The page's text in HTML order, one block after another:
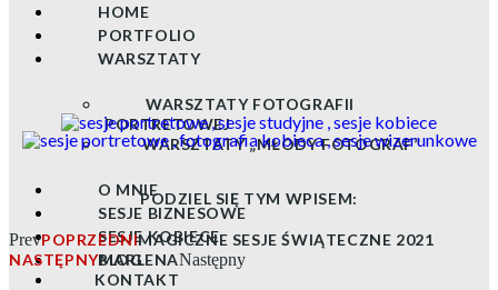
HOME
PORTFOLIO
WARSZTATY
WARSZTATY FOTOGRAFII
PORTRETOWEJ
WARSZTATY „MŁODY FOTOGRAF”
O MNIE
SESJE BIZNESOWE
SESJE KOBIECE
BLOG
KONTAKT
PODZIEL SIĘ TYM WPISEM:
PrevPOPRZEDNIMAGICZNE SESJE ŚWIĄTECZNE 2021
NASTĘPNYMARLENANastępny